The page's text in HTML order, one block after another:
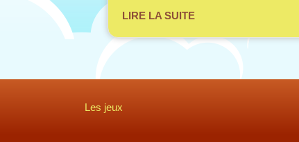
LIRE LA SUITE
Les jeux